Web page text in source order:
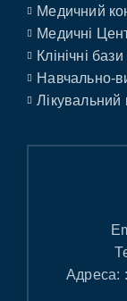
Медичний
Медичні
Клінічні бази
Навчально-
Лікувальний
Адреса: